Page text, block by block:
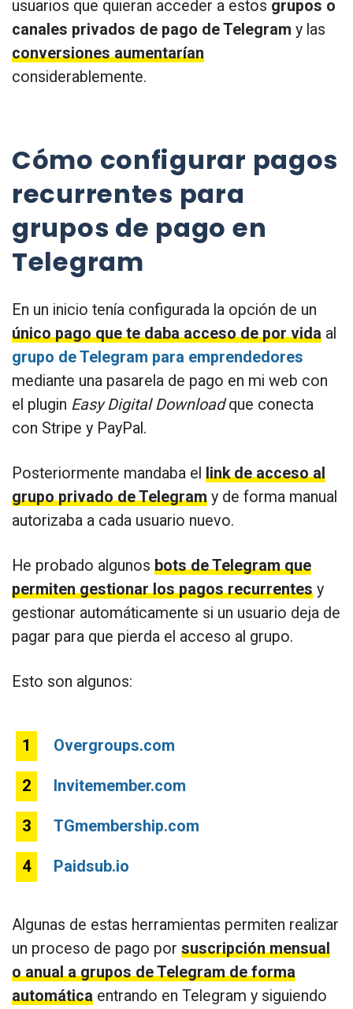
usuarios que quieran acceder a estos grupos o
canales privados de pago de Telegram y las
conversiones aumentarían
considerablemente.
Cómo configurar pagos
recurrentes para
grupos de pago en
Telegram
En un inicio tenía configurada la opción de un
único pago que te daba acceso de por vida al
grupo de Telegram para emprendedores
mediante una pasarela de pago en mi web con
el plugin Easy Digital Downloadque conecta
con Stripe y PayPal.
Posteriormente mandaba el link de acceso al
grupo privado de Telegram y de forma manual
autorizaba a cada usuario nuevo.
He probado algunos bots de Telegram que
permiten gestionar los pagos recurrentes y
gestionar automáticamente si un usuario deja de
pagar para que pierda el acceso al grupo.
Esto son algunos:
Overgroups.com
Invitemember.com
TGmembership.com
Paidsub.io
Algunas de estas herramientas permiten realizar
un proceso de pago por suscripción mensual
o anual a grupos de Telegram de forma
automática entrando en Telegram y siguiendo